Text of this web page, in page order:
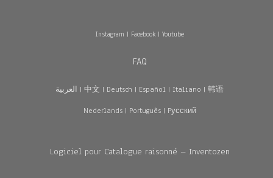
Instagram | Facebook| Youtube
FAQ
العربية | 中文 | Deutsch | Español | Italiano | 韩语
Nederlands| Português| Pусский
Logiciel pour Catalogue raisonné – Inventozen